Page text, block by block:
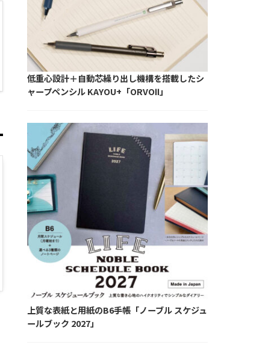
低重心設計＋自動芯繰り出し機構を搭載したシ
ャープペンシル KAYOU+「ORVOⅡ」
上質な表紙と用紙のB6手帳「ノーブル スケジュ
ールブック 2027」